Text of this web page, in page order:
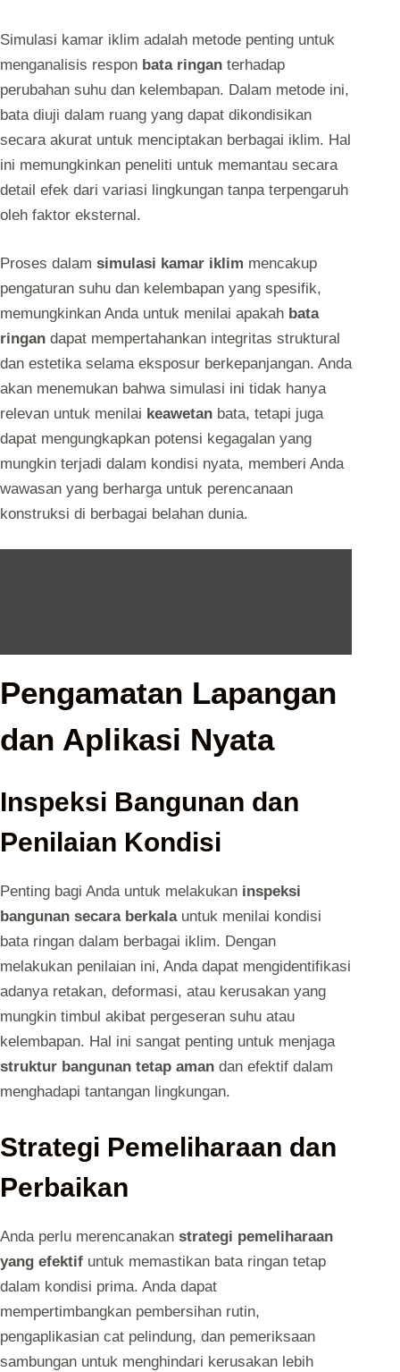
Simulasi kamar iklim adalah metode penting untuk
menganalisis respon bata ringan terhadap
perubahan suhu dan kelembapan. Dalam metode ini,
bata diuji dalam ruang yang dapat dikondisikan
secara akurat untuk menciptakan berbagai iklim. Hal
ini memungkinkan peneliti untuk memantau secara
detail efek dari variasi lingkungan tanpa terpengaruh
oleh faktor eksternal.
Proses dalam simulasi kamar iklim mencakup
pengaturan suhu dan kelembapan yang spesifik,
memungkinkan Anda untuk menilai apakah bata
ringan dapat mempertahankan integritas struktural
dan estetika selama eksposur berkepanjangan. Anda
akan menemukan bahwa simulasi ini tidak hanya
relevan untuk menilai keawetan bata, tetapi juga
dapat mengungkapkan potensi kegagalan yang
mungkin terjadi dalam kondisi nyata, memberi Anda
wawasan yang berharga untuk perencanaan
konstruksi di berbagai belahan dunia.
Pengamatan Lapangan
dan Aplikasi Nyata
Inspeksi Bangunan dan
Penilaian Kondisi
Penting bagi Anda untuk melakukan inspeksi
bangunan secara berkalauntuk menilai kondisi
bata ringan dalam berbagai iklim. Dengan
melakukan penilaian ini, Anda dapat mengidentifikasi
adanya retakan, deformasi, atau kerusakan yang
mungkin timbul akibat pergeseran suhu atau
kelembapan. Hal ini sangat penting untuk menjaga
struktur bangunan tetap aman dan efektif dalam
menghadapi tantangan lingkungan.
Strategi Pemeliharaan dan
Perbaikan
Anda perlu merencanakan strategi pemeliharaan
yang efektif untuk memastikan bata ringan tetap
dalam kondisi prima. Anda dapat
mempertimbangkan pembersihan rutin,
pengaplikasian cat pelindung, dan pemeriksaan
sambungan untuk menghindari kerusakan lebih